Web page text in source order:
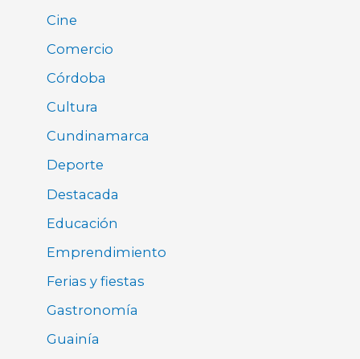
Cine
Comercio
Córdoba
Cultura
Cundinamarca
Deporte
Destacada
Educación
Emprendimiento
Ferias y fiestas
Gastronomía
Guainía